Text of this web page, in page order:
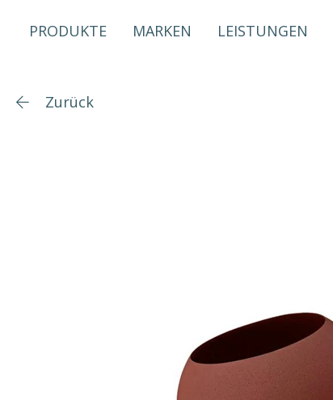
PRODUKTE MARKEN LEISTUNGEN
Zurück